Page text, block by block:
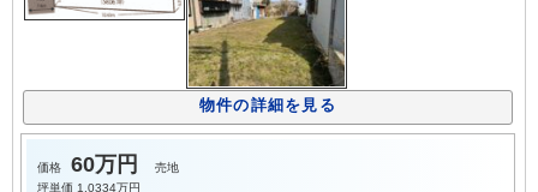
物件の詳細を見る
価格 60万円
売地
坪単価 1.0334万円